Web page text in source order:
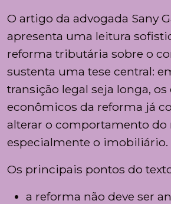
O artigo da advogada Sany
apresenta uma leitura
reforma tributária sobre o
sustenta uma tese central:
transição legal seja longa, os
econômicos da reforma já
alterar o comportamento
especialmente o imobiliário.
Os principais pontos do
a reforma não deve ser